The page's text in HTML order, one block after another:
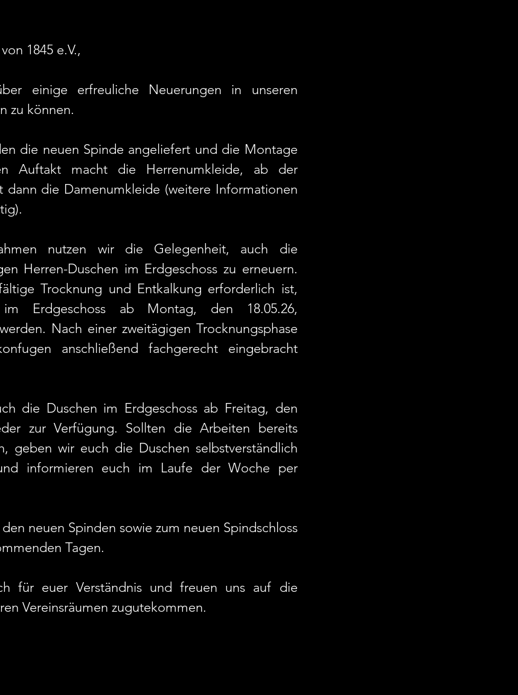
1845 e.V.,
einige erfreuliche Neuerungen in unseren
zu können.
die neuen Spinde angeliefert und die Montage
Auftakt macht die Herrenumkleide, ab der
die Damenumkleide (weitere Informationen
nutzen wir die Gelegenheit, auch die
Herren-Duschen im Erdgeschoss zu erneuern.
Trocknung und Entkalkung erforderlich ist,
Erdgeschoss ab Montag, den 18.05.26,
Nach einer zweitägigen Trocknungsphase
anschließend fachgerecht eingebracht
die Duschen im Erdgeschoss ab Freitag, den
zur Verfügung. Sollten die Arbeiten bereits
geben wir euch die Duschen selbstverständlich
informieren euch im Laufe der Woche per
neuen Spinden sowie zum neuen Spindschloss
Tagen.
für euer Verständnis und freuen uns auf die
Vereinsräumen zugutekommen.